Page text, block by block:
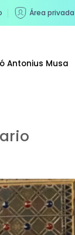
Área privada
Antonius Musa